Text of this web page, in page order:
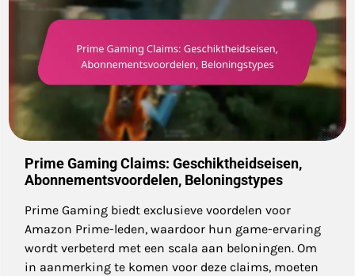
Prime Gaming Claims: Geschiktheidseisen,
Abonnementsvoordelen, Beloningstypes
Prime Gaming biedt exclusieve voordelen voor
Amazon Prime-leden, waardoor hun game-ervaring
wordt verbeterd met een scala aan beloningen. Om
in aanmerking te komen voor deze claims, moeten